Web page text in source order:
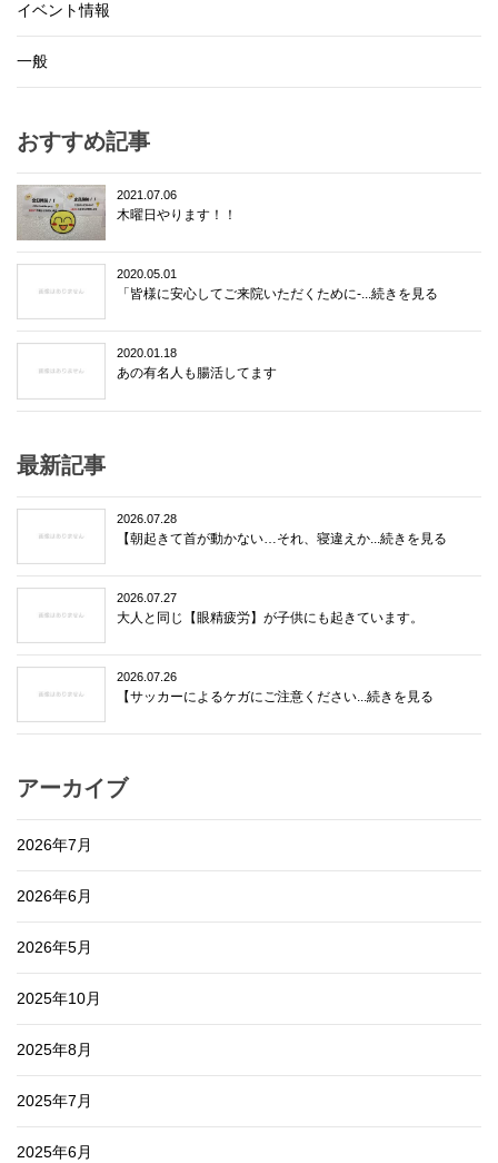
イベント情報
一般
おすすめ記事
2021.07.06
木曜日やります！！
2020.05.01
「皆様に安心してご来院いただくために-...続きを見る
2020.01.18
あの有名人も腸活してます
最新記事
2026.07.28
【朝起きて首が動かない…それ、寝違えか...続きを見る
2026.07.27
大人と同じ【眼精疲労】が子供にも起きています。
2026.07.26
【サッカーによるケガにご注意ください...続きを見る
アーカイブ
2026年7月
2026年6月
2026年5月
2025年10月
2025年8月
2025年7月
2025年6月